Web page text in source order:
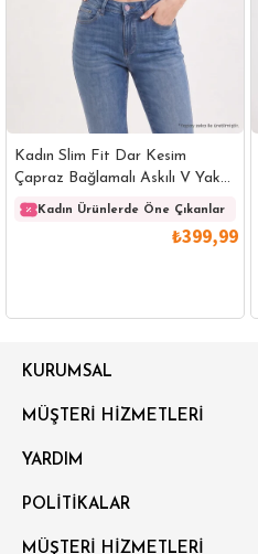
Kadın Slim Fit Dar Kesim
Çapraz Bağlamalı Askılı V Yaka
Siyah Crop
Kadın Ürünlerde Öne Çıkanlar
₺399,99
KURUMSAL
MÜŞTERİ HİZMETLERİ
YARDIM
POLİTİKALAR
MÜŞTERİ HİZMETLERİ